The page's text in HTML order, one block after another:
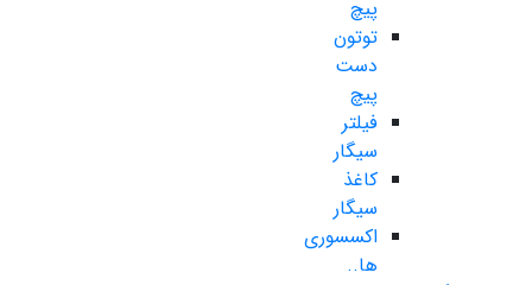
پیچ
توتون
دست
پیچ
فیلتر
سیگار
کاغذ
سیگار
اکسسوری
ها..